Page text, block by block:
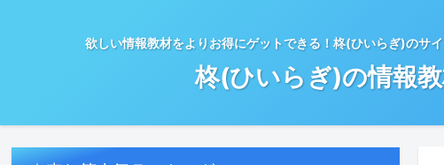
欲しい情報教材をよりお得にゲットできる！柊(ひいらぎ)のサ
柊(ひいらぎ)の情報